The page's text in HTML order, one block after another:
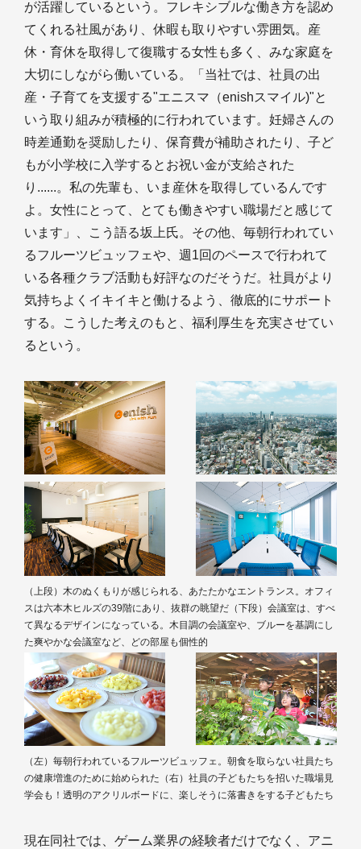
が活躍しているという。フレキシブルな働き方を認め
てくれる社風があり、休暇も取りやすい雰囲気。産
休・育休を取得して復職する女性も多く、みな家庭を
大切にしながら働いている。「当社では、社員の出
産・子育てを支援する"エニスマ（enishスマイル)"と
いう取り組みが積極的に行われています。妊婦さんの
時差通勤を奨励したり、保育費が補助されたり、子ど
もが小学校に入学するとお祝い金が支給された
り......。私の先輩も、いま産休を取得しているんです
よ。女性にとって、とても働きやすい職場だと感じて
います」、こう語る坂上氏。その他、毎朝行われてい
るフルーツビュッフェや、週1回のペースで行われて
いる各種クラブ活動も好評なのだそうだ。社員がより
気持ちよくイキイキと働けるよう、徹底的にサポート
する。こうした考えのもと、福利厚生を充実させてい
るという。
（上段）木のぬくもりが感じられる、あたたかなエントランス。オフィ
スは六本木ヒルズの39階にあり、抜群の眺望だ（下段）会議室は、すべ
て異なるデザインになっている。木目調の会議室や、ブルーを基調にし
た爽やかな会議室など、どの部屋も個性的
（左）毎朝行われているフルーツビュッフェ。朝食を取らない社員たち
の健康増進のために始められた（右）社員の子どもたちを招いた職場見
学会も！透明のアクリルボードに、楽しそうに落書きをする子どもたち
現在同社では、ゲーム業界の経験者だけでなく、アニ